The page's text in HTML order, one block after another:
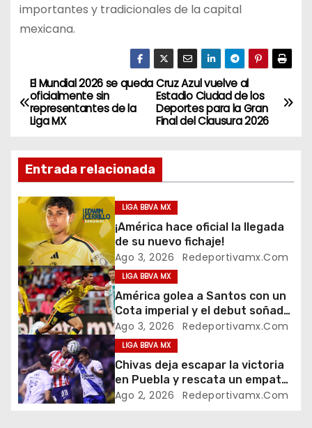
importantes y tradicionales de la capital
mexicana.
N
a
e
g
a
c
i
ó
n
d
Cruz Azul vuelve al
Estadio Ciudad de los
Deportes para la Gran
Final del Clausura 2026
El Mundial 2026 se queda
oficialmente sin
representantes de la
Liga MX
Entrada relacionada
LIGA BBVA MX
¡América hace oficial la llegada
de su nuevo fichaje!
Ago 3, 2026 Redeportivamx.com
LIGA BBVA MX
América golea a Santos con un
Cota imperial y el debut soñado
de su cantera
Ago 3, 2026 Redeportivamx.com
LIGA BBVA MX
Chivas deja escapar la victoria
en Puebla y rescata un empate
en el Cuauhtémoc
Ago 2, 2026 Redeportivamx.com